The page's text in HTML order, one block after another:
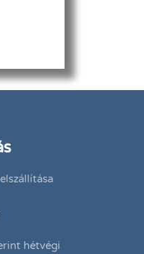
hétvégi